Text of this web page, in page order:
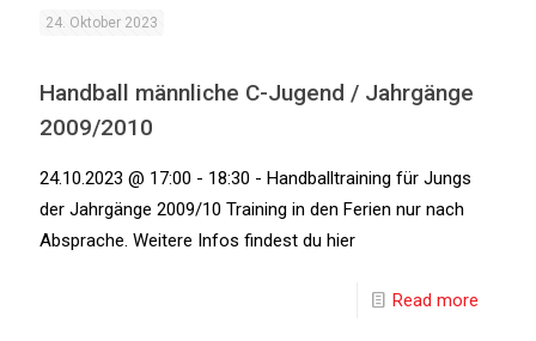
24. Oktober 2023
Handball männliche C-Jugend / Jahrgänge
2009/2010
24.10.2023 @ 17:00 - 18:30 - Handballtraining für Jungs
der Jahrgänge 2009/10 Training in den Ferien nur nach
Absprache. Weitere Infos findest du hier
Read more